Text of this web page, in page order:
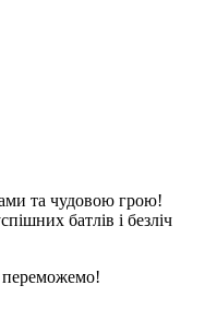
та чудовою грою!
батлів і безліч
переможемо!